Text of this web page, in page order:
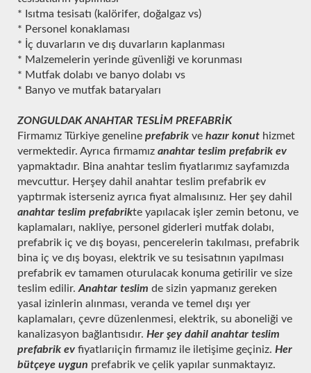
* Isıtma tesisatı (kalörifer, doğalgaz vs)
* Personel konaklaması
* İç duvarların ve dış duvarların kaplanması
* Malzemelerin yerinde güvenliği ve korunması
* Mutfak dolabı ve banyo dolabı vs
* Banyo ve mutfak bataryaları
ZONGULDAK ANAHTAR TESLİM PREFABRİK
Firmamız Türkiye geneline prefabrik ve hazır konut hizmet
vermektedir. Ayrıca firmamız anahtar teslim prefabrik ev
yapmaktadır. Bina anahtar teslim fiyatlarımız sayfamızda
mevcuttur. Herşey dahil anahtar teslim prefabrik ev
yaptırmak isterseniz ayrıca fiyat almalısınız. Her şey dahil
anahtar teslim prefabrikte yapılacak işler zemin betonu, ve
kaplamaları, nakliye, personel giderleri mutfak dolabı,
prefabrik iç ve dış boyası, pencerelerin takılması, prefabrik
bina iç ve dış boyası, elektrik ve su tesisatının yapılması
prefabrik ev tamamen oturulacak konuma getirilir ve size
teslim edilir. Anahtar teslim de sizin yapmanız gereken
yasal izinlerin alınması, veranda ve temel dışı yer
kaplamaları, çevre düzenlenmesi, elektrik, su aboneliği ve
kanalizasyon bağlantısıdır. Her şey dahil anahtar teslim
prefabrik ev fiyatlarıiçin firmamız ile iletişime geçiniz. Her
bütçeye uygun prefabrik ve çelik yapılar sunmaktayız.